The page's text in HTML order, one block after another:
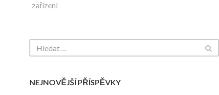
zařízení
NEJNOVĚJŠÍ PŘÍSPĚVKY